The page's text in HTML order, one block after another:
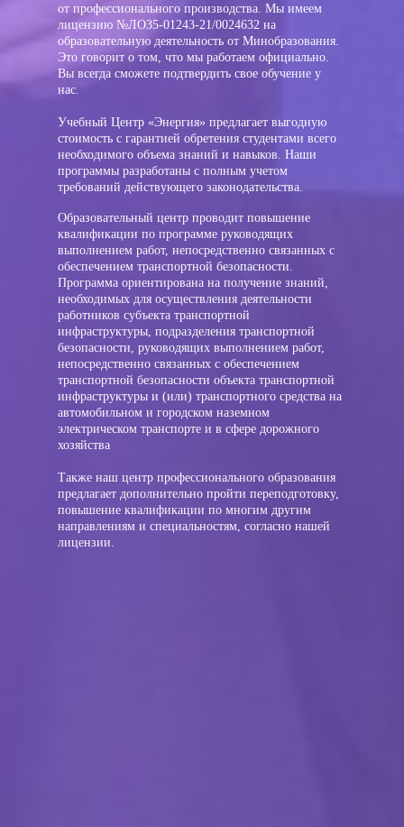
от профессионального производства. Мы имеем
лицензию №ЛО35-01243-21/0024632 на
образовательную деятельность от Минобразования.
Это говорит о том, что мы работаем официально.
Вы всегда сможете подтвердить свое обучение у
нас.
Учебный Центр «Энергия» предлагает выгодную
стоимость с гарантией обретения студентами всего
необходимого объема знаний и навыков. Наши
программы разработаны с полным учетом
требований действующего законодательства.
Образовательный центр проводит повышение
квалификации по программе руководящих
выполнением работ, непосредственно связанных с
обеспечением транспортной безопасности
Программа ориентирована на получение знаний,
необходимых для осуществления деятельности
работников субъекта транспортной
инфраструктуры, подразделения транспортной
безопасности, руководящих выполнением работ,
непосредственно связанных с обеспечением
транспортной безопасности объекта транспортной
инфраструктуры и (или) транспортного средства на
автомобильном и городском наземном
электрическом транспорте и в сфере дорожного
хозяйства
Также наш центр профессионального образования
предлагает дополнительно пройти переподготовку,
повышение квалификации по многим другим
направлениям и специальностям, согласно нашей
лицензии.